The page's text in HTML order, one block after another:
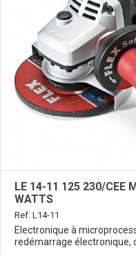
LE 14-11 125 230/CEE
WATTS
Ref. L14-11
Electronique à
redémarrage électronique,